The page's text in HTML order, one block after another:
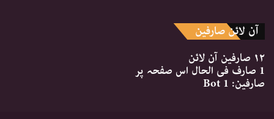
آن لائن صارفین
۱۲ صارفین
آن لائن
1 صارف فی الحال اس صفحہ پر
صارفین: 1 Bot